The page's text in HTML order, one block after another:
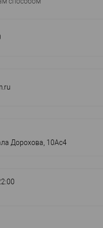
Дорохова, 10Ас4